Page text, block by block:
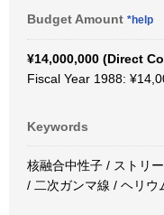
Budget Amount *help
¥14,000,000 (Direct
Fiscal Year 1988:
Keywords
核融合中性子 / ストリ
/ 二次ガンマ線 / ヘリウ